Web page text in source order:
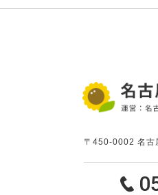
〒450-0002 名古